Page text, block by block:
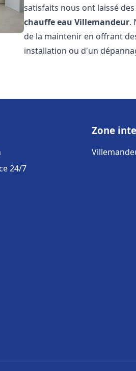
satisfaits nous ont laissé
chauffe eau Villemandeur.
de la maintenir en offrant
installation ou d'un
24/7
Zone